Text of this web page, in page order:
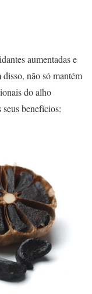
aumentadas e
não só mantém
do alho
benefícios: